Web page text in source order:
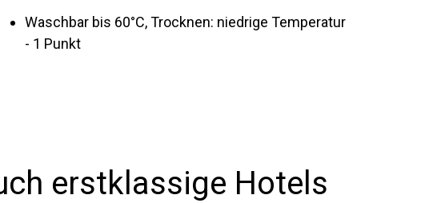
Waschbar bis 60°C, Trocknen: niedrige Temperatur
- 1 Punkt
erstklassige Hotels